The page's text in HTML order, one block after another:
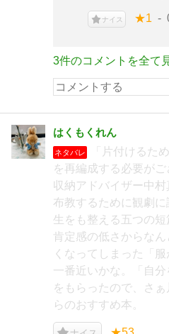
ナイス ★1
3件のコメントを全て
はくもくれん
ネタバレ
「片付けるた
を再編成する必要が
収納アドバイザー中村
布教するために観劇
生をも整える五つの
肯定感の低さからな
くなってしまった「
一番近いかな。「自
をもらったので、さ
らのおすすめ本。